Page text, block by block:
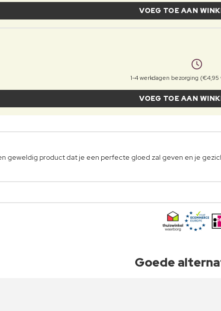
VOEG TOE AAN
1-4 werkdagen bezorging
VOEG TOE AAN
geweldig product dat je een perfecte gloed zal geven en je
Goede